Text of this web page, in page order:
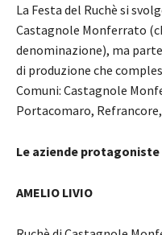
La Festa del Ruchè si
Castagnole Monferrato
denominazione), ma
di produzione che
Comuni: Castagnole
Portacomaro,
Le aziende protagoniste
AMELIO LIVIO